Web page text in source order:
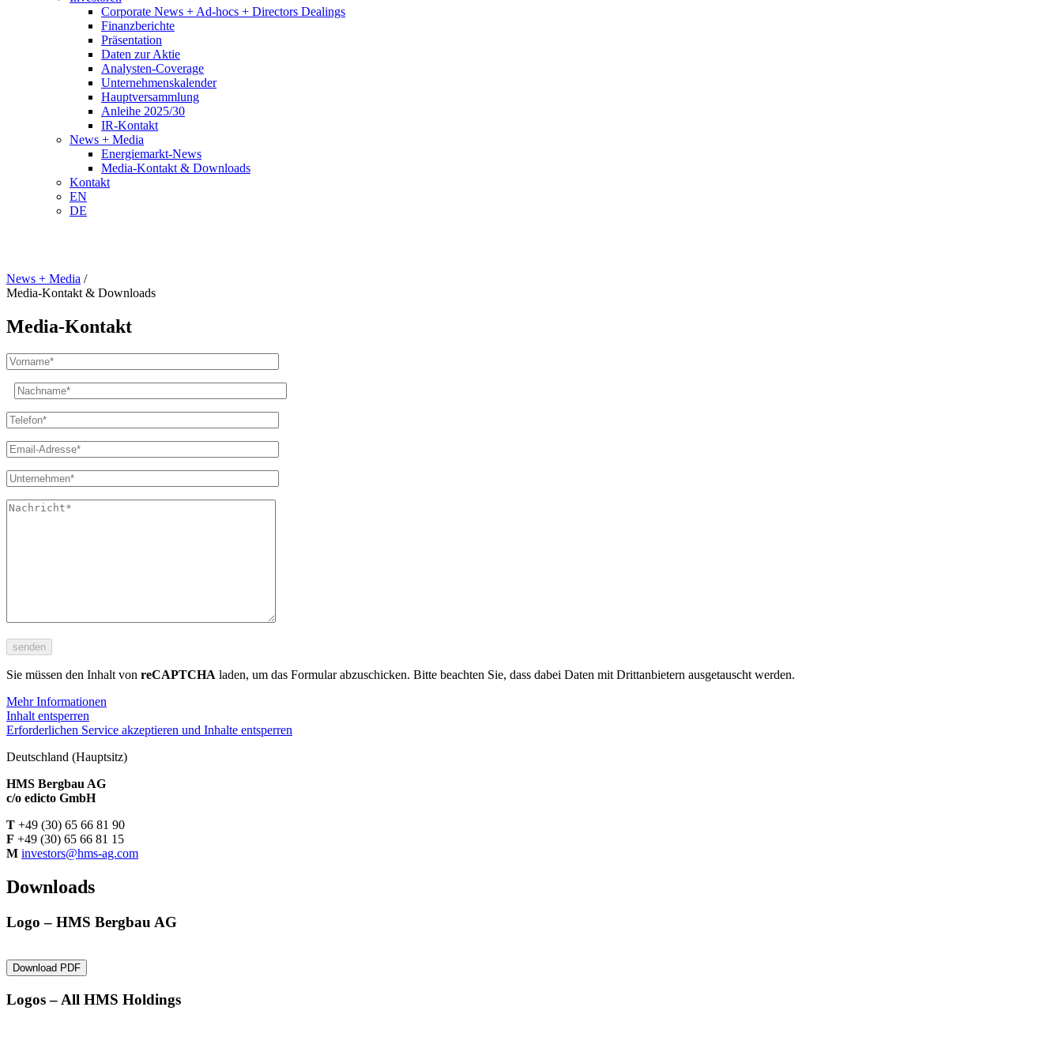
Corporate News + Ad-hocs + Directors Dealings
Finanzberichte
Präsentation
Daten zur Aktie
Analysten-Coverage
Unternehmenskalender
Hauptversammlung
Anleihe 2025/30
IR-Kontakt
News + Media
Energiemarkt-News
Media-Kontakt & Downloads
Kontakt
EN
DE
News + Media /
Media-Kontakt & Downloads
Media-Kontakt
Sie müssen den Inhalt von reCAPTCHA laden, um das Formular abzuschicken. Bitte beachten Sie, dass dabei Daten mit Drittanbietern ausgetauscht werden.
Mehr Informationen
Inhalt entsperren
Erforderlichen Service akzeptieren und Inhalte entsperren
Deutschland (Hauptsitz)
HMS Bergbau AG
c/o edicto GmbH
T +49 (30) 65 66 81 90
F +49 (30) 65 66 81 15
M investors@hms-ag.com
Downloads
Logo – HMS Bergbau AG
Download PDF
Logos – All HMS Holdings